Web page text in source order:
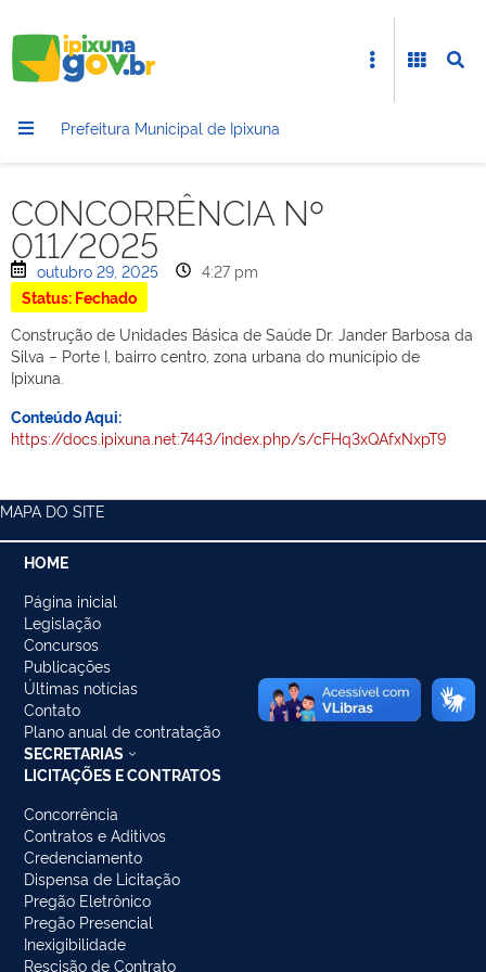
Prefeitura Municipal de Ipixuna
CONCORRÊNCIA Nº
011/2025
outubro 29, 2025
4:27 pm
Status: Fechado
Construção de Unidades Básica de Saúde Dr. Jander Barbosa da
Silva – Porte I, bairro centro, zona urbana do município de
Ipixuna.
Conteúdo Aqui:
https://docs.ipixuna.net:7443/index.php/s/cFHq3xQAfxNxpT9
MAPA DO SITE
HOME
Página inicial
Legislação
Concursos
Publicações
Últimas notícias
Contato
Plano anual de contratação
SECRETARIAS
LICITAÇÕES E CONTRATOS
Concorrência
Contratos e Aditivos
Credenciamento
Dispensa de Licitação
Pregão Eletrônico
Pregão Presencial
Inexigibilidade
Rescisão de Contrato